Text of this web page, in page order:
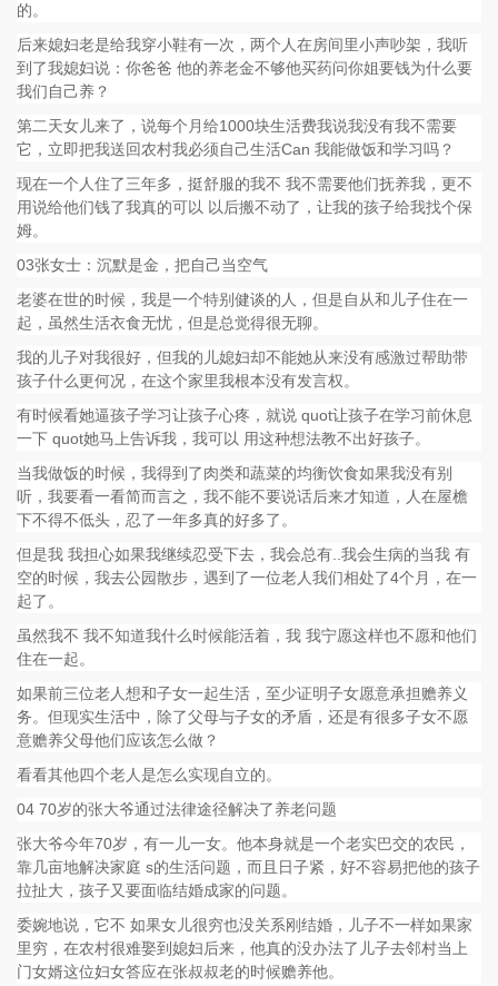
的。
后来媳妇老是给我穿小鞋有一次，两个人在房间里小声吵架，我听
到了我媳妇说：你爸爸 他的养老金不够他买药问你姐要钱为什么要
我们自己养？
第二天女儿来了，说每个月给1000块生活费我说我没有我不需要
它，立即把我送回农村我必须自己生活Can 我能做饭和学习吗？
现在一个人住了三年多，挺舒服的我不 我不需要他们抚养我，更不
用说给他们钱了我真的可以 以后搬不动了，让我的孩子给我找个保
姆。
03张女士：沉默是金，把自己当空气
老婆在世的时候，我是一个特别健谈的人，但是自从和儿子住在一
起，虽然生活衣食无忧，但是总觉得很无聊。
我的儿子对我很好，但我的儿媳妇却不能她从来没有感激过帮助带
孩子什么更何况，在这个家里我根本没有发言权。
有时候看她逼孩子学习让孩子心疼，就说 quot让孩子在学习前休息
一下 quot她马上告诉我，我可以 用这种想法教不出好孩子。
当我做饭的时候，我得到了肉类和蔬菜的均衡饮食如果我没有别
听，我要看一看简而言之，我不能不要说话后来才知道，人在屋檐
下不得不低头，忍了一年多真的好多了。
但是我 我担心如果我继续忍受下去，我会总有..我会生病的当我 有
空的时候，我去公园散步，遇到了一位老人我们相处了4个月，在一
起了。
虽然我不 我不知道我什么时候能活着，我 我宁愿这样也不愿和他们
住在一起。
如果前三位老人想和子女一起生活，至少证明子女愿意承担赡养义
务。但现实生活中，除了父母与子女的矛盾，还是有很多子女不愿
意赡养父母他们应该怎么做？
看看其他四个老人是怎么实现自立的。
04 70岁的张大爷通过法律途径解决了养老问题
张大爷今年70岁，有一儿一女。他本身就是一个老实巴交的农民，
靠几亩地解决家庭 s的生活问题，而且日子紧，好不容易把他的孩子
拉扯大，孩子又要面临结婚成家的问题。
委婉地说，它不 如果女儿很穷也没关系刚结婚，儿子不一样如果家
里穷，在农村很难娶到媳妇后来，他真的没办法了儿子去邻村当上
门女婿这位妇女答应在张叔叔老的时候赡养他。